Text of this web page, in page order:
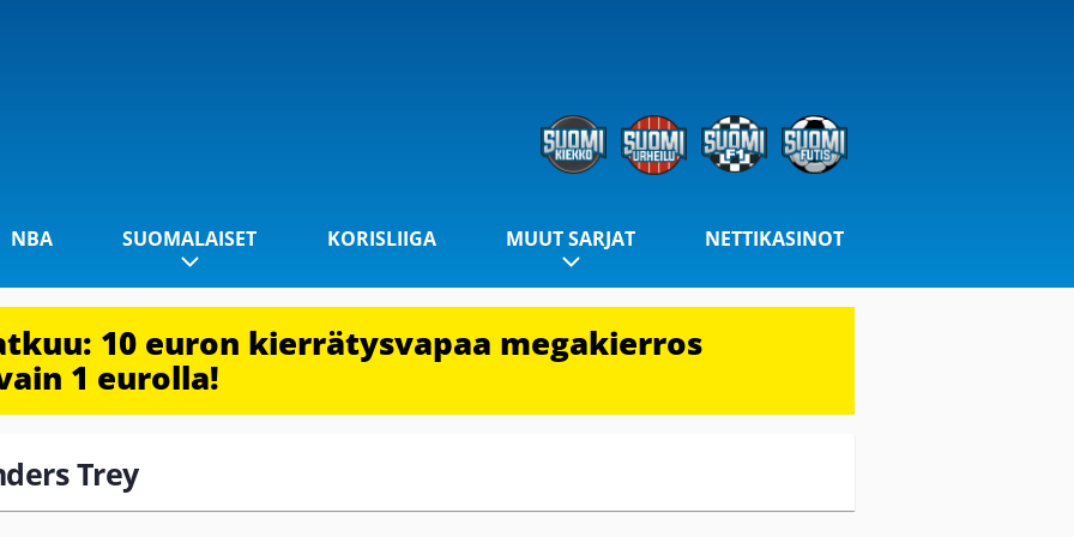
NBA SUOMALAISET KORISLIIGA MUUT SARJAT NETTIKASINOT
10 euron kierrätysvapaa megakierros
1 eurolla!
Trey